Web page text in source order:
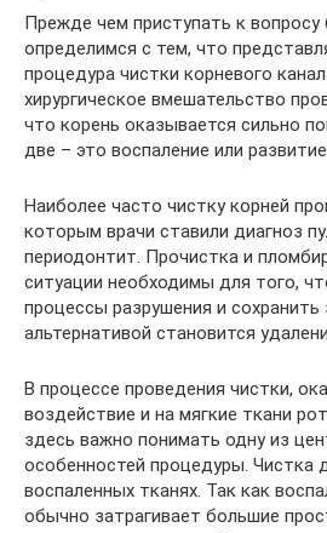
Прежде чем приступать к
определимся с тем, что
процедура чистки корневого
хирургическое вмешательство
что корень оказывается сильно
две – это воспаление или
Наиболее часто чистку корней
которым врачи ставили диагноз
периодонтит. Прочистка и
ситуации необходимы для того,
процессы разрушения и сохранить
альтернативой становится
В процессе проведения чистки,
воздействие и на мягкие ткани
здесь важно понимать одну из
особенностей процедуры. Чистка
воспаленных тканях. Так как
обычно затрагивает большие